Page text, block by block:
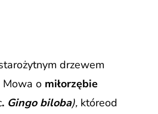
drzewem
Mowa o miłorzębie
. Gingo biloba), któreod